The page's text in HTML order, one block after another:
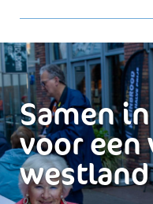
Samen
voor een
westland